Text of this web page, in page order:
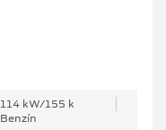
114 kW/155 k
Benzín